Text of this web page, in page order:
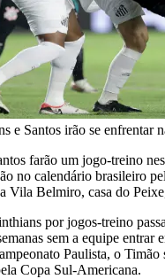
e Santos irão se enfrentar
farão um jogo-treino
no calendário brasileiro
Vila Belmiro, casa do
por jogos-treino
sem a equipe entrar
Paulista, o Timão
Copa Sul-Americana.